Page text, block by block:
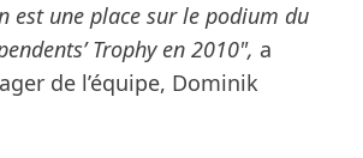
est une place sur le podium du
Trophy en 2010", a
de l’équipe, Dominik